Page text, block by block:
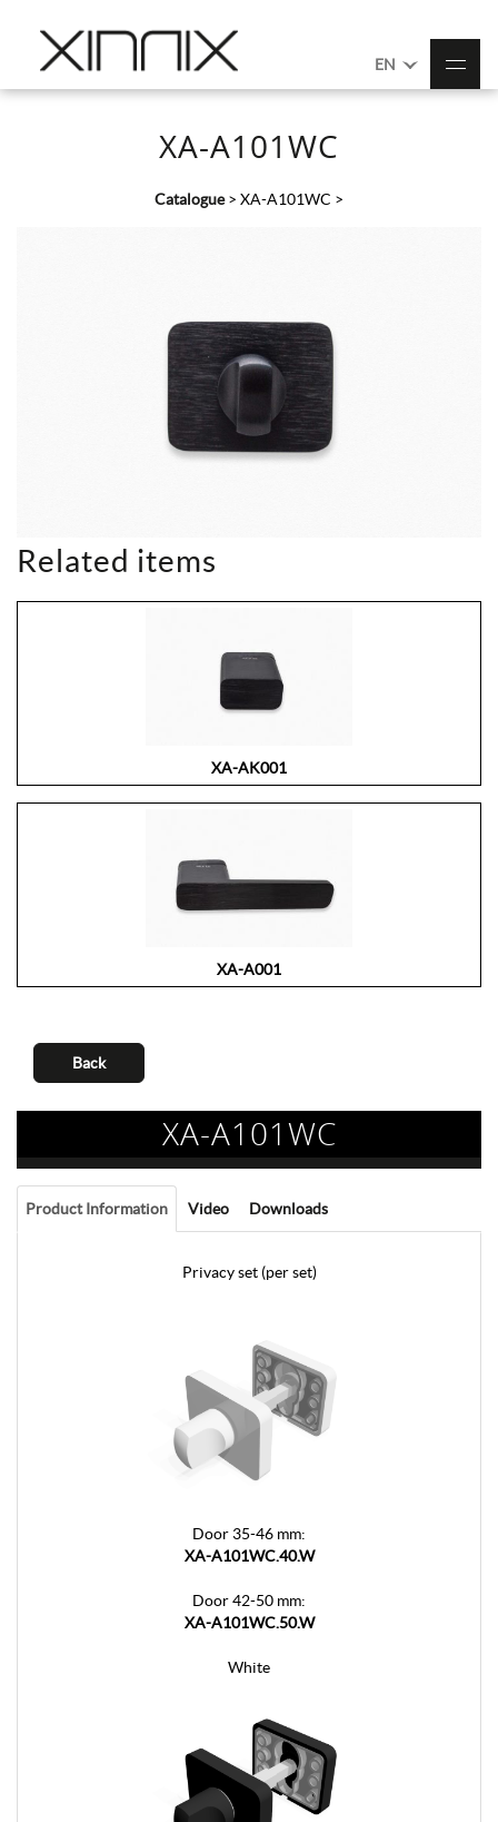
EN
XA-A101WC
Catalogue> XA-A101WC >
Related items
XA-AK001
XA-A001
Back
XA-A101WC
Product Information Video Downloads
Privacy set (per set)
Door 35-46 mm:
XA-A101WC.40.W
Door 42-50 mm:
XA-A101WC.50.W
White